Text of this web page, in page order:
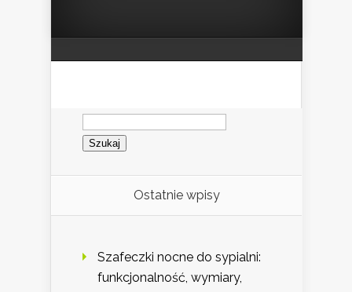
Szukaj:
Ostatnie wpisy
Szafeczki nocne do sypialni:
funkcjonalność, wymiary,